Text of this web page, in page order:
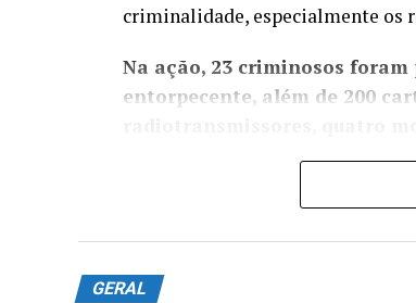
criminalidade, especialmente os
Na ação, 23 criminosos
entorpecente, além de 200
Os agentes também localizaram
de Repressão aos Crimes
multimarcas com dezenas de
Equipes do Batalhão de
GERAL